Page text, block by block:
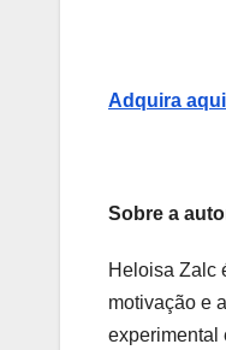
Adquira
Sobre a
Heloisa Zalc
motivação e
experimental